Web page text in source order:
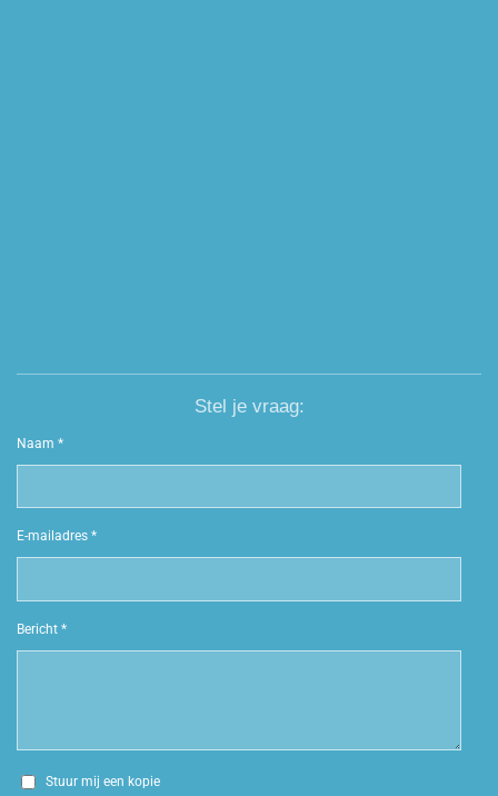
Stel je vraag:
Naam *
E-mailadres *
Bericht *
Stuur mij een kopie